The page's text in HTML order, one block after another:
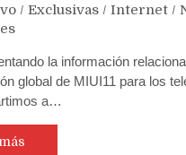
/ Exclusivas / Internet /
la información
global de MIUI11 para los
a…